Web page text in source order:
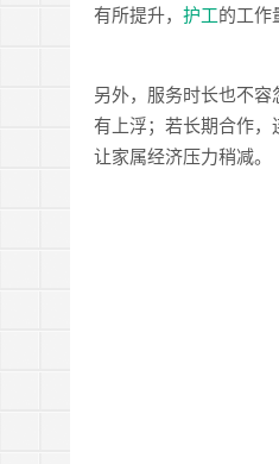
有所提升， 护工的工作
另外，服务时长也不
有上浮；若长期合作，
让家属经济压力稍减。